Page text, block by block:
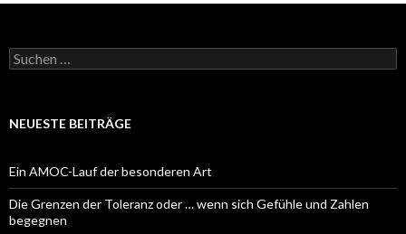
Suchen
nach:
NEUESTE BEITRÄGE
Ein AMOC-Lauf der besonderen Art
Die Grenzen der Toleranz oder … wenn sich Gefühle und Zahlen
begegnen